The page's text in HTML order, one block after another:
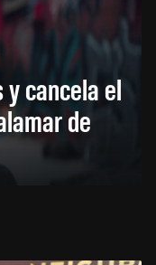
cancela el
de